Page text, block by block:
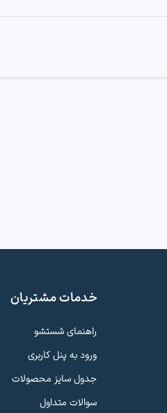
خدمات مشتریان
راهنمای شستشو
ورود به پنل کاربری
جدول سایز محصولات
سوالات متداول